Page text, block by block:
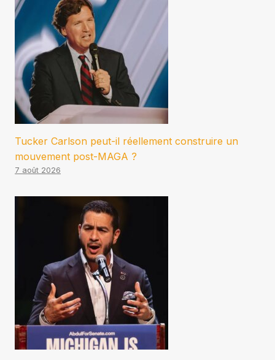
Tucker Carlson peut-il réellement construire un
mouvement post-MAGA ?
7 août 2026